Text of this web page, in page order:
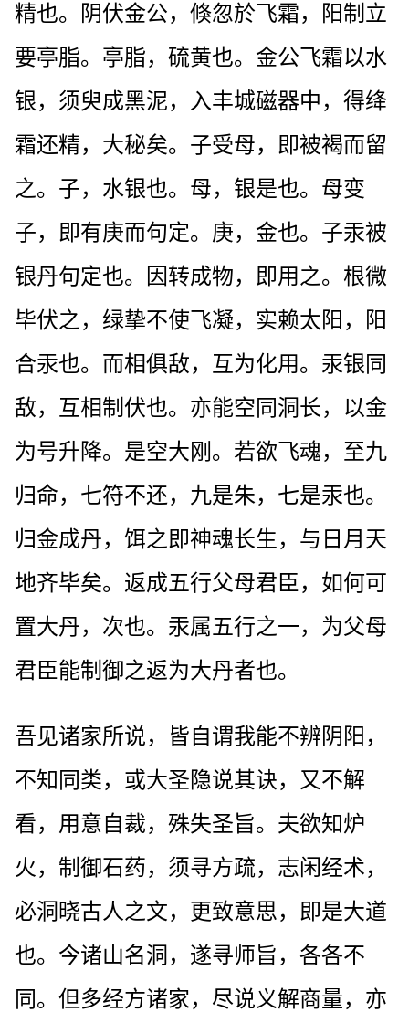
精也。阴伏金公，倏忽於飞霜，阳制立
要亭脂。亭脂，硫黄也。金公飞霜以水
银，须臾成黑泥，入丰城磁器中，得绛
霜还精，大秘矣。子受母，即被褐而留
之。子，水银也。母，银是也。母变
子，即有庚而句定。庚，金也。子汞被
银丹句定也。因转成物，即用之。根微
毕伏之，绿挚不使飞凝，实赖太阳，阳
合汞也。而相俱敌，互为化用。汞银同
敌，互相制伏也。亦能空同洞长，以金
为号升降。是空大刚。若欲飞魂，至九
归命，七符不还，九是朱，七是汞也。
归金成丹，饵之即神魂长生，与日月天
地齐毕矣。返成五行父母君臣，如何可
置大丹，次也。汞属五行之一，为父母
君臣能制御之返为大丹者也。
吾见诸家所说，皆自谓我能不辨阴阳，
不知同类，或大圣隐说其诀，又不解
看，用意自裁，殊失圣旨。夫欲知炉
火，制御石药，须寻方疏，志闲经术，
必洞晓古人之文，更致意思，即是大道
也。今诸山名洞，遂寻师旨，各各不
同。但多经方诸家，尽说义解商量，亦